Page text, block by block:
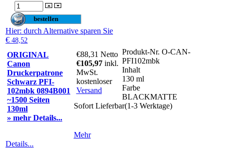
Hier: durch Alternative sparen Sie
€ 48,52
ORIGINAL
Canon
Druckerpatrone
Schwarz PFI-
102mbk 0894B001
~1500 Seiten
130ml
» mehr Details...
€88,31 Netto
€105,97 inkl.
MwSt.
kostenloser
Versand
Produkt-Nr. O-CAN-
PFI102mbk
Inhalt
130 ml
Farbe
BLACKMATTE
Sofort Lieferbar(1-3 Werktage)
Mehr
Details...